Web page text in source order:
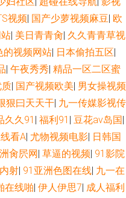
精品丝袜久久 成人毛片基地 97超
在线观豆花aV 三级日韩中文字幕
草狼友集中营 国产又爽又黄A片
接 蜜桃午夜剧场 草草福利电影 日
页国产 蜜桃传媒91 91狼人社 aa
视频| 国产少萝视频麻豆| 欧
| 美日青青肏| 久久青青草视
的视频网站| 日本偷拍五区|
| 午夜秀秀| 精品一区二区蜜
| 国产视频欧美| 男女操视频
狠曰天天干| 九一传媒影视传
久久91 | 福利91 | 豆花av岛国|
看A| 尤物视频电影| 日韩国
肏屄网| 草逼的视频| 91影院
射| 91亚洲色图在线| 九一在
在线啪| 伊人伊思7| 成人福利